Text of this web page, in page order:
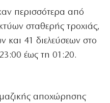
περισσότερα από
σταθερής τροχιάς,
και 41 διελεύσεων στο
έως τη 01:20.
μαζικής αποχώρησης